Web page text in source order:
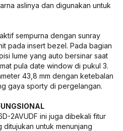
aslinya dan digunakan untuk
sempurna dengan sunray
pada insert bezel. Pada bagian
lume yang auto bersinar saat
pula date window di pukul 3.
43,8 mm dengan ketebalan
gaya sporty di pergelangan.
2AVUDF ini juga dibekali fitur
untuk menunjang